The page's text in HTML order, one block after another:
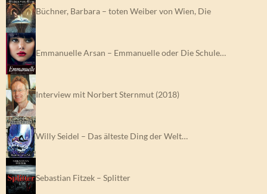
Büchner, Barbara – toten Weiber von Wien, Die
Emmanuelle Arsan – Emmanuelle oder Die Schule…
Interview mit Norbert Sternmut (2018)
Willy Seidel – Das älteste Ding der Welt…
Sebastian Fitzek – Splitter